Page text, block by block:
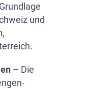
und
– Die